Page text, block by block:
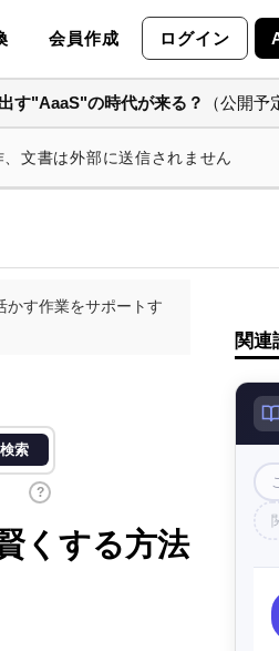
会員作成 ログイン
す"AaaS"の時代が来る？ （公開予
文書は外部に送信されません
かす作業をサポートす
検索
?
くする方法
関連